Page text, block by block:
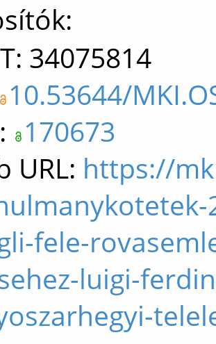
34075814
10.53644/
170673
URL: https://
fele-
luigi-